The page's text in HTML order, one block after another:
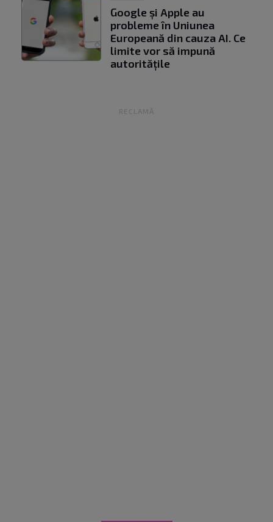
Google și Apple au
probleme în Uniunea
Europeană din cauza AI. Ce
limite vor să impună
autoritățile
RECLAMĂ